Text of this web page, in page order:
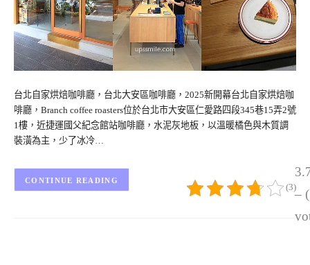
台北自家烘焙咖啡廳，台北大安區咖啡廳，2025新開幕台北自家烘焙咖
啡廳，Branch coffee roasters位於台北市大安區仁愛路四段345巷15弄2號
1樓，近捷運國父紀念館站咖啡廳，水泥灰地板，以溫暖橘色與木質調
裝潢為主，少了冰冷…
–
(3)
CONTINUE READING